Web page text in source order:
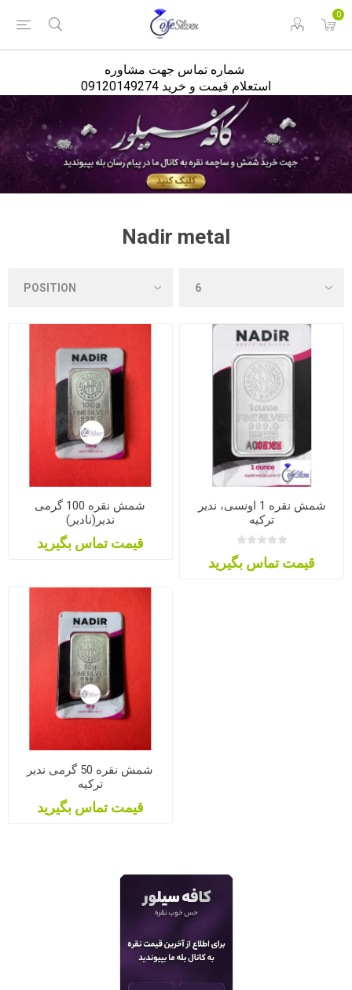
0
استعلام قیمت و خرید 09120149274
Nadir metal
شمش نقره 100 گرمی
ندیر(نادیر)
قیمت تماس بگیرید
شمش نقره 1 اونسی، ندیر
ترکیه
قیمت تماس بگیرید
شمش نقره 50 گرمی ندیر
ترکیه
قیمت تماس بگیرید